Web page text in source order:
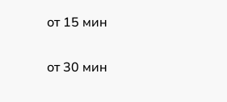
от 15 мин
от 30 мин